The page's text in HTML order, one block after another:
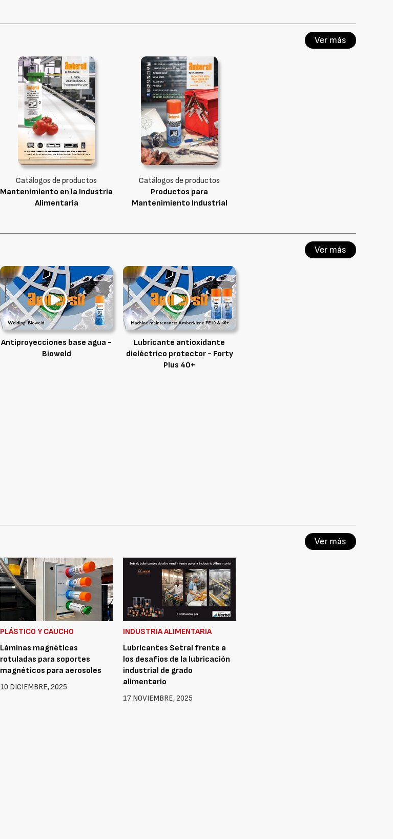
Ver más
Catálogos de productos
Mantenimiento en la Industria
Alimentaria
Catálogos de productos
Productos para
Mantenimiento Industrial
Ver más
Antiproyecciones base agua -
Bioweld
Lubricante antioxidante
dieléctrico protector - Forty
Plus 40+
Ver más
PLÁSTICO Y CAUCHO
Láminas magnéticas
rotuladas para soportes
magnéticos para aerosoles
10 DICIEMBRE, 2025
INDUSTRIA ALIMENTARIA
Lubricantes Setral frente a
los desafíos de la lubricación
industrial de grado
alimentario
17 NOVIEMBRE, 2025